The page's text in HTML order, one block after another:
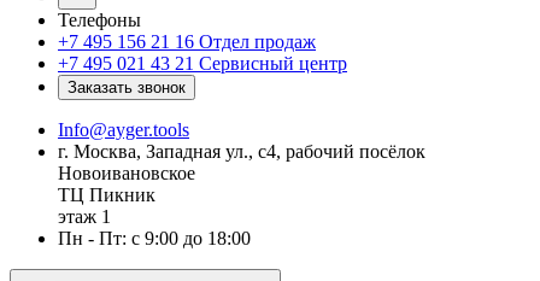
Телефоны
+7 495 156 21 16 Отдел продаж
+7 495 021 43 21 Cервисный центр
Заказать звонок
Info@ayger.tools
г. Москва, Западная ул., с4, рабочий посёлок
Новоивановское
ТЦ Пикник
этаж 1
Пн - Пт: с 9:00 до 18:00